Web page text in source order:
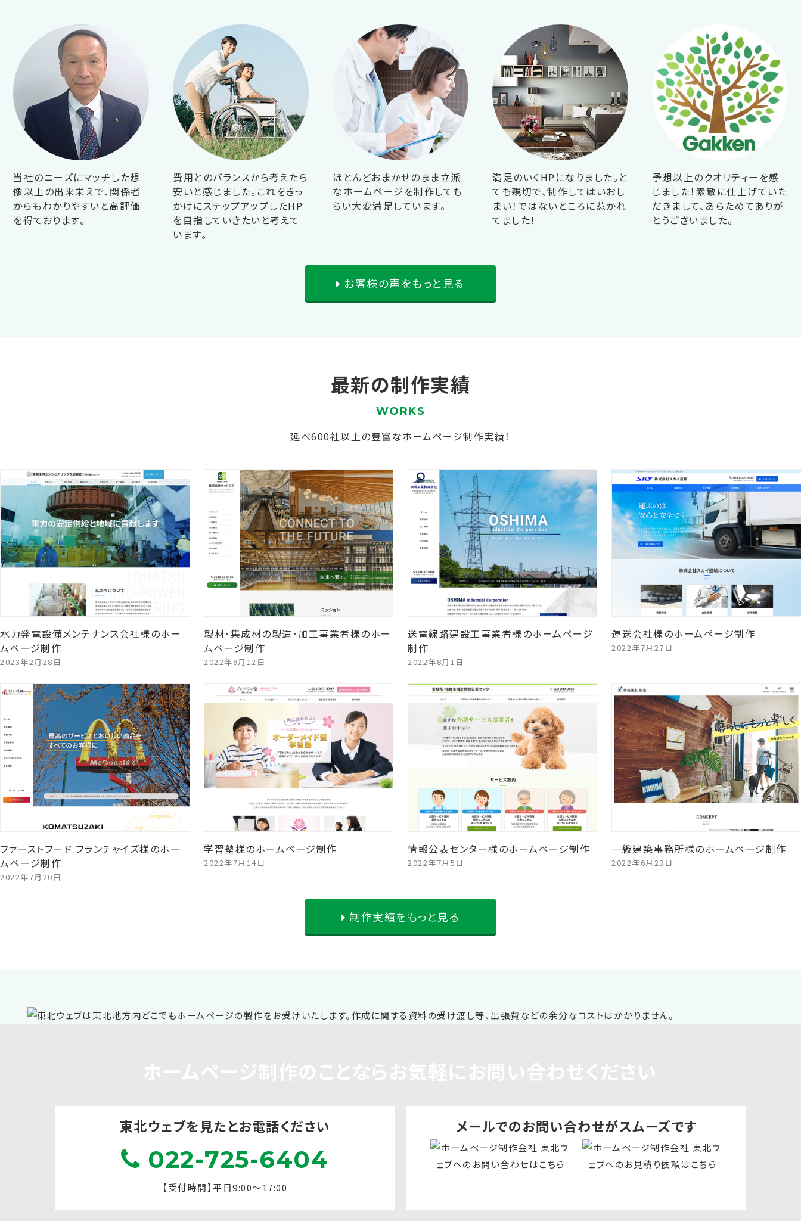
当社のニーズにマッチした想
像以上の出来栄えで、関係者
からもわかりやすいと高評価
を得ております。
費用とのバランスから考えたら
安いと感じました。これをきっ
かけにステップアップしたHP
を目指していきたいと考えて
います。
ほとんどおまかせのまま立派
なホームページを制作しても
らい大変満足しています。
満足のいくHPになりました。と
ても親切で、制作してはいおし
まい！ではないところに惹かれ
てました！
予想以上のクオリティーを感
じました！素敵に仕上げていた
だきまして、あらためてありが
とうございました。
お客様の声をもっと見る
最新の制作実績
WORKS
延べ600社以上の豊富なホームページ制作実績！
水力発電設備メンテナンス会社様のホー
ムページ制作
2023年2月28日
製材･集成材の製造･加工事業者様のホー
ムページ制作
2022年9月12日
送電線路建設工事業者様のホームページ
制作
2022年8月1日
運送会社様のホームページ制作
2022年7月27日
ファーストフード フランチャイズ様のホー
ムページ制作
2022年7月20日
学習塾様のホームページ制作
2022年7月14日
情報公表センター様のホームページ制作
2022年7月5日
一級建築事務所様のホームページ制作
2022年6月23日
制作実績をもっと見る
東北ウェブを見たとお電話ください
022-725-6404
【受付時間】平日9:00～17:00
メールでのお問い合わせがスムーズです